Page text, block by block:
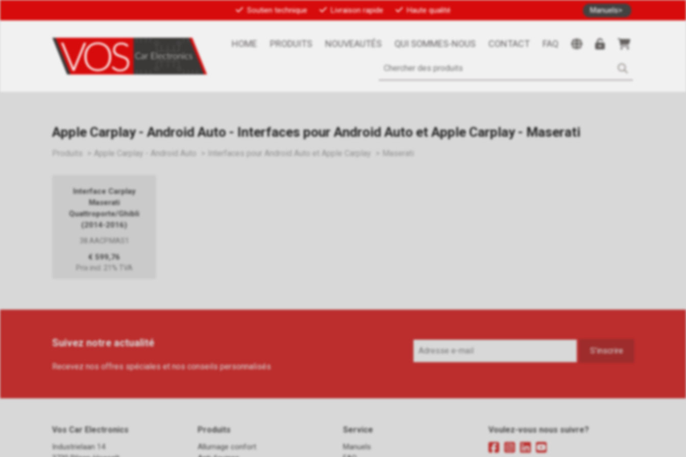
Soutien technique Livraison rapide Haute qualité Manuels
HOME PRODUITS NOUVEAUTÉS QUI SOMMES-NOUS CONTACT FAQ
Apple Carplay - Android Auto - Interfaces pour Android Auto et Apple Carplay - Maserati
Produits Apple Carplay - Android Auto Interfaces pour Android Auto et Apple Carplay Maserati
Interface Carplay
Maserati
Quattroporte/Ghibli
(2014-2016)
38.AACP.MAS1
€ 599,76
Prix incl. 21% TVA
Suivez notre actualité
Recevez nos offres spéciales et nos conseils personnalisés
Vos Car Electronics
Industrielaan 14
Produits
Allumage confort
Service
Manuels
Voulez-vous nous suivre?